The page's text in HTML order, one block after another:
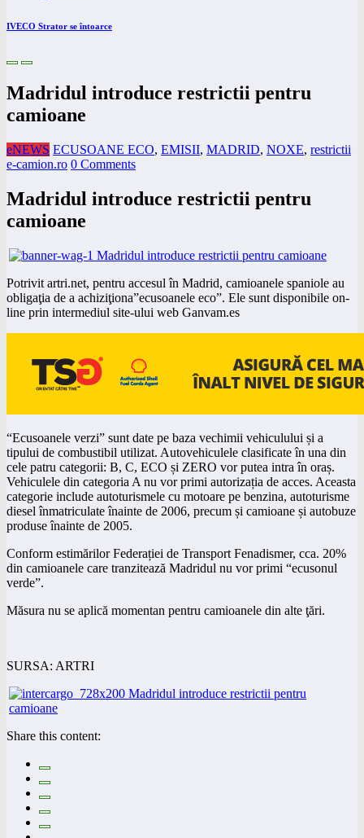
IVECO Strator se întoarce
Madridul introduce restrictii pentru
camioane
eNEWS ECUSOANE ECO, EMISII, MADRID, NOXE, restrictii
e-camion.ro 0 Comments
Madridul introduce restrictii pentru
camioane
Potrivit artri.net, pentru accesul în Madrid, camioanele spaniole au
obligaţia de a achiziţiona”ecusoanele eco”. Ele sunt disponibile on-
line prin intermediul site-ului web Ganvam.es
“Ecusoanele verzi” sunt date pe baza vechimii vehiculului și a
tipului de combustibil utilizat. Autovehiculele clasificate în una din
cele patru categorii: B, C, ECO și ZERO vor putea intra în oraș.
Vehiculele din categoria A nu vor primi autorizația de acces. Aceasta
categorie include autoturismele cu motoare pe benzina, autoturisme
diesel înmatriculate înainte de 2006, precum și camioane și autobuze
produse înainte de 2005.
Conform estimărilor Federației de Transport Fenadismer, cca. 20%
din camioanele care tranzitează Madridul nu vor primi “ecusonul
verde”.
Măsura nu se aplică momentan pentru camioanele din alte ţări.
SURSA: ARTRI
Share this content: